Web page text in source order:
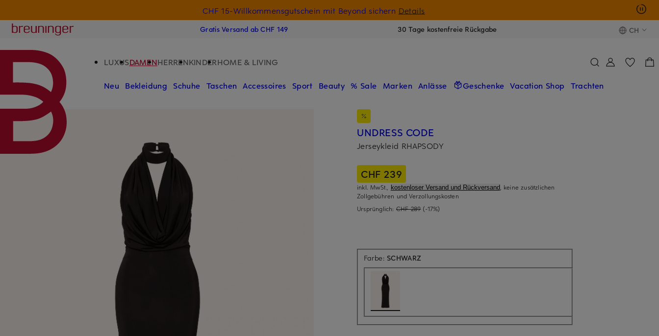
CHF 15-Willkommensgutschein mit Beyond sichern Details
Breuninger
Gratis Versand ab CHF 149 30 Tage kostenfreie Rückgabe CH
LUXUSDAMENHERRENKINDERHOME & LIVING
Neu Bekleidung Schuhe Taschen Accessoires Sport Beauty % Sale Marken Anlässe Geschenke Vacation Shop Trachten
UNDRESS CODE
Jerseykleid RHAPSODY
CHF 239
inkl. MwSt., kostenloser Versand und Rückversand, keine zusätzlichen
Zollgebühren und Verzollungskosten
Ursprünglich: CHF 289 (-17%)
Farbe: SCHWARZ